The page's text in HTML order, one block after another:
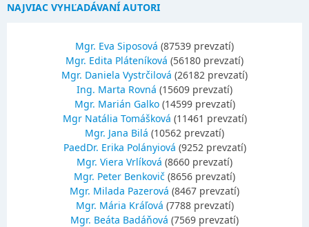
NAJVIAC VYHĽADÁVANÍ AUTORI
Mgr. Eva Siposová (87539 prevzatí)
Mgr. Edita Pláteníková (56180 prevzatí)
Mgr. Daniela Vystrčilová (26182 prevzatí)
Ing. Marta Rovná (15609 prevzatí)
Mgr. Marián Galko(14599 prevzatí)
Mgr Natália Tomášková (11461 prevzatí)
Mgr. Jana Bilá (10562 prevzatí)
PaedDr. Erika Polányiová (9252 prevzatí)
Mgr. Viera Vrlíková (8660 prevzatí)
Mgr. Peter Benkovič (8656 prevzatí)
Mgr. Milada Pazerová (8467 prevzatí)
Mgr. Mária Kráľová (7788 prevzatí)
Mgr. Beáta Badáňová (7569 prevzatí)